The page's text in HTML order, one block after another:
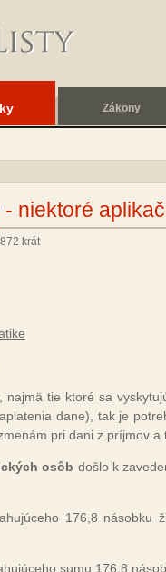
Zákony
niektoré
krát
naj­mä tie kto­ré sa
da­ne), tak je
pri da­ni z príj­mov a
osôb doš­lo k
176,8 ná­sob­ku
su­mu 176,8